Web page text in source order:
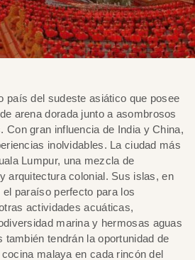
país del sudeste asiático que posee
arena dorada junto a asombrosos
Con gran influencia de India y China,
inolvidables. La ciudad más
Lumpur, una mezcla de
arquitectura colonial. Sus islas, en
paraíso perfecto para los
actividades acuáticas,
marina y hermosas aguas
tendrán la oportunidad de
malaya en cada rincón del